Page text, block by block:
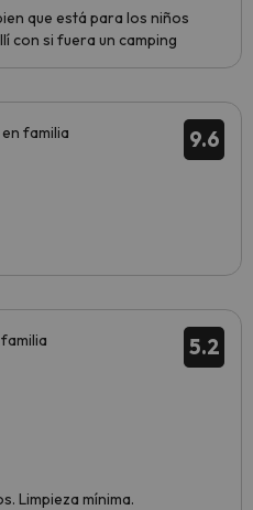
que está para los niños
con si fuera un camping
9.6
familia
5.2
Limpieza mínima.